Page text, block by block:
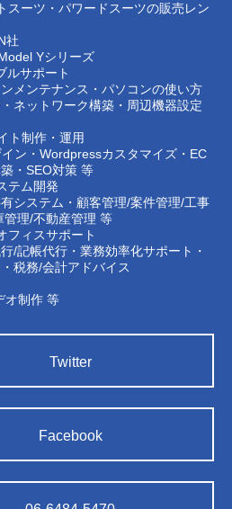
スーツ・パワードスーツの販売レン
社
Yシリーズ
ルサポート
ンメンテナンス・パソコンの使い方
ネットワーク構築・周辺機器設定
ト制作・運用
ン・Wordpressカスタマイズ・EC
・SEO対策 等
テム開発
有システム・顧客管理/案件管理/工事
管理/不動産管理 等
フィスサポート
行/記帳代行・業務効率化サポート・
税務/会計アドバイス
オ制作 等
Twitter
Facebook